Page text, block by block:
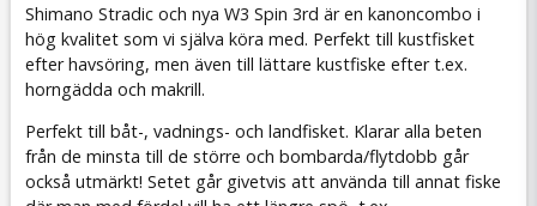
Shimano Stradic och nya W3 Spin 3rd är en kanoncombo i
hög kvalitet som vi själva köra med. Perfekt till kustfisket
efter havsöring, men även till lättare kustfiske efter t.ex.
horngädda och makrill.
Perfekt till båt-, vadnings- och landfisket. Klarar alla beten
från de minsta till de större och bombarda/flytdobb går
också utmärkt! Setet går givetvis att använda till annat fiske